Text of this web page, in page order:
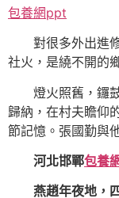
包養網ppt
對很多外出進
社火，是繞不開的
燈火照舊，鑼
歸納，在村夫瞻仰
節記憶。張國勤與
河北邯鄲包養
燕趙年夜地，